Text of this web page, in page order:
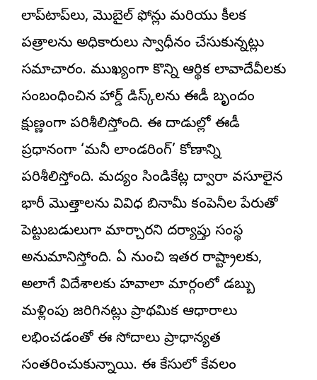
లాప్‌టాప్‌లు, మొబైల్ ఫోన్లు మరియు కీలక
పత్రాలను అధికారులు స్వాధీనం చేసుకున్నట్లు
సమాచారం. ముఖ్యంగా కొన్ని ఆర్థిక లావాదేవీలకు
సంబంధించిన హార్డ్ డిస్క్‌లను ఈడీ బృందం
క్షుణ్ణంగా పరిశీలిస్తోంది. ఈ దాడుల్లో ఈడీ
ప్రధానంగా ‘మనీ లాండరింగ్’ కోణాన్ని
పరిశీలిస్తోంది. మద్యం సిండికేట్ల ద్వారా వసూలైన
భారీ మొత్తాలను వివిధ బినామీ కంపెనీల పేరుతో
పెట్టుబడులుగా మార్చారని దర్యాప్తు సంస్థ
అనుమానిస్తోంది. ఏపీ నుంచి ఇతర రాష్ట్రాలకు,
అలాగే విదేశాలకు హవాలా మార్గంలో డబ్బు
మళ్లింపు జరిగినట్లు ప్రాథమిక ఆధారాలు
లభించడంతో ఈ సోదాలు ప్రాధాన్యత
సంతరించుకున్నాయి. ఈ కేసులో కేవలం